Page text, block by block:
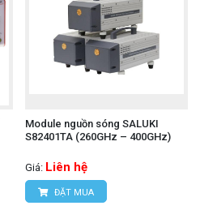
Module nguồn sóng SALUKI
S82401TA (260GHz – 400GHz)
Giá: Liên hệ
ĐẶT MUA